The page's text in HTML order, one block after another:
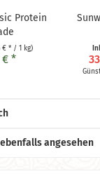
Protein
€ * / 1 kg)
€ *
angesehen